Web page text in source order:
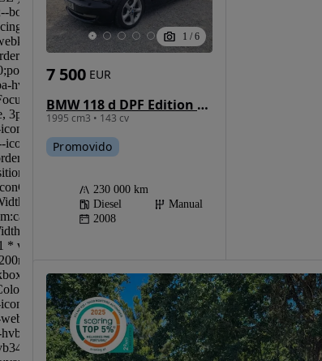
1 / 6
BMW 118 d DPF Edition Lifestyle
1995 cm3 • 143 cv
7 500 EUR
Promovido
230 000 km
Diesel
Manual
2008